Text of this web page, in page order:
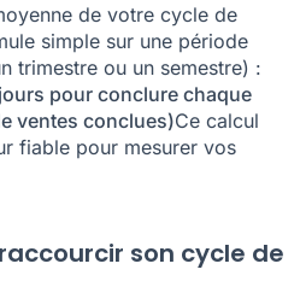
de votre cycle de
simple sur une période
trimestre ou un semestre) :
pour conclure chaque
ventes conclues)Ce calcul
fiable pour mesurer vos
son cycle de